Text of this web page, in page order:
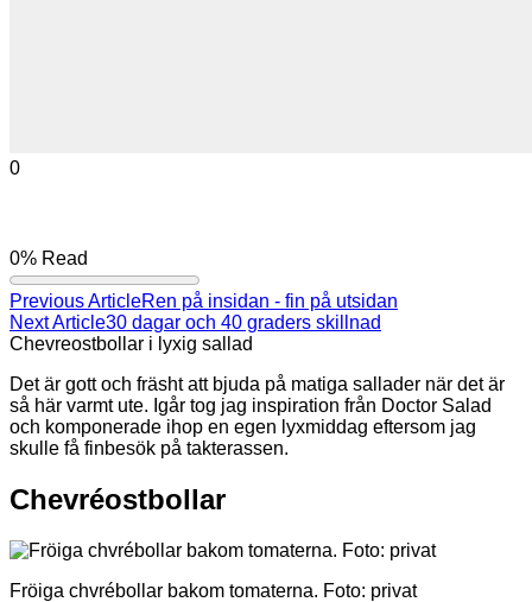
0
0% Read
Previous ArticleRen på insidan - fin på utsidan
Next Article30 dagar och 40 graders skillnad
Chevreostbollar i lyxig sallad
Det är gott och fräsht att bjuda på matiga sallader när det är
så här varmt ute. Igår tog jag inspiration från Doctor Salad
och komponerade ihop en egen lyxmiddag eftersom jag
skulle få finbesök på takterassen.
Chevréostbollar
Fröiga chvrébollar bakom tomaterna. Foto: privat